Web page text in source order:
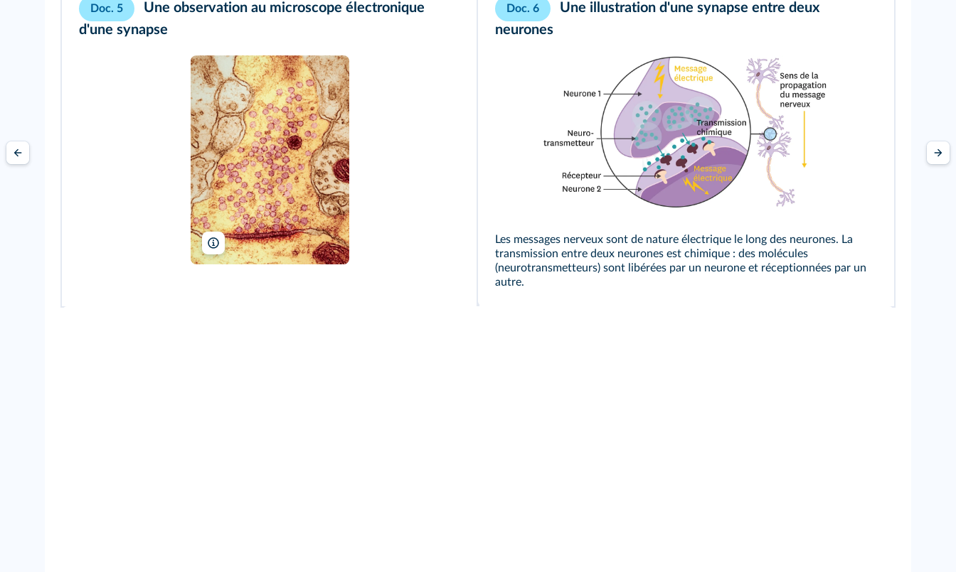
Doc. 5
Une observation au microscope électronique
d'une synapse
Dr Dennis Kunkel/Phototake/ISM
Doc. 6
Une illustration d'une synapse entre deux
neurones
Les messages nerveux sont de nature électrique le long des neurones. La
transmission entre deux neurones est chimique : des molécules
(neurotransmetteurs) sont libérées par un neurone et réceptionnées par un
autre.